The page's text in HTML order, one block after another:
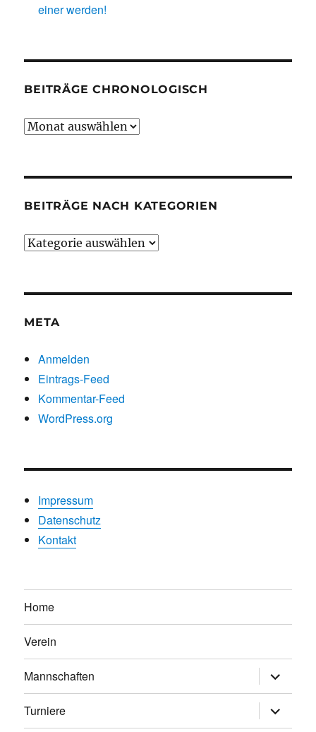
einer werden!
BEITRÄGE CHRONOLOGISCH
Beiträge
BEITRÄGE NACH KATEGORIEN
Beiträge
META
Anmelden
Eintrags-Feed
Kommentar-Feed
WordPress.org
Impressum
Datenschutz
Kontakt
Home
Verein
Mannschaften
anzeigen
Turniere
anzeigen